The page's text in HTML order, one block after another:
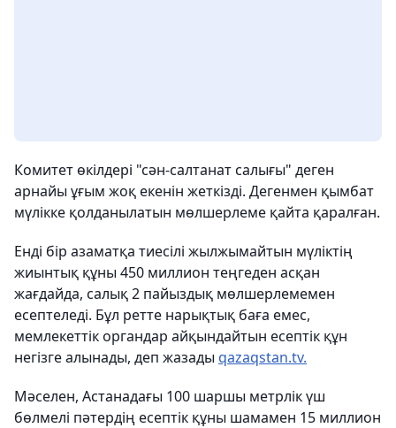
Комитет өкілдері "сән-салтанат салығы" деген
арнайы ұғым жоқ екенін жеткізді. Дегенмен қымбат
мүлікке қолданылатын мөлшерлеме қайта қаралған.
Енді бір азаматқа тиесілі жылжымайтын мүліктің
жиынтық құны 450 миллион теңгеден асқан
жағдайда, салық 2 пайыздық мөлшерлемемен
есептеледі. Бұл ретте нарықтық баға емес,
мемлекеттік органдар айқындайтын есептік құн
негізге алынады, деп жазады qazaqstan.tv.
Мәселен, Астанадағы 100 шаршы метрлік үш
бөлмелі пәтердің есептік құны шамамен 15 миллион